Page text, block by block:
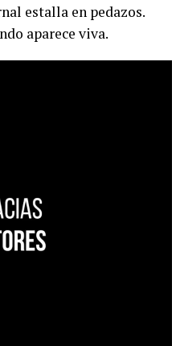
estalla en pedazos.
aparece viva.